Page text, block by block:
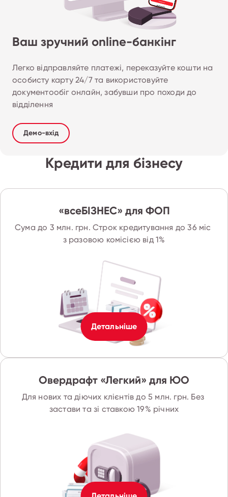
Ваш зручний online-банкінг
Легко відправляйте платежі, переказуйте кошти на
особисту карту 24/7 та використовуйте
документообіг онлайн, забувши про походи до
відділення
Демо-вхід
Кредити для бізнесу
«всеБІЗНЕС» для ФОП
Сума до 3 млн. грн. Строк кредитування до 36 міс
з разовою комісією від 1%
Детальніше
Овердрафт «Легкий» для ЮО
Для нових та діючих клієнтів до 5 млн. грн. Без
застави та зі ставкою 19% річних